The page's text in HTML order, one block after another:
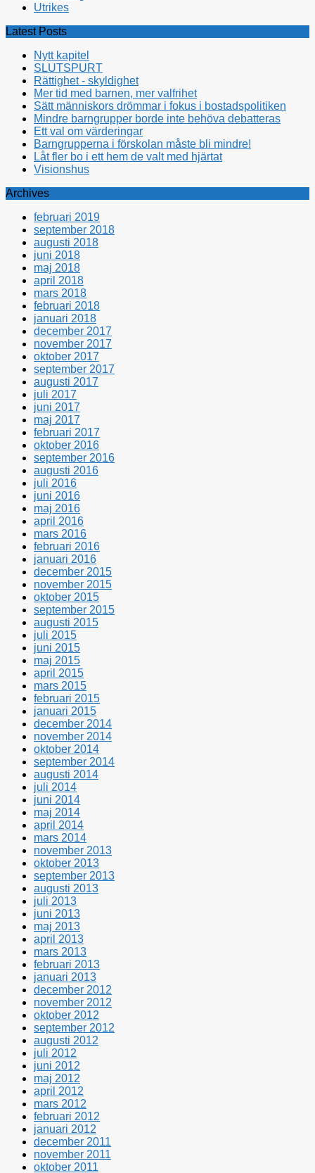
Utrikes
Latest Posts
Nytt kapitel
SLUTSPURT
Rättighet - skyldighet
Mer tid med barnen, mer valfrihet
Sätt människors drömmar i fokus i bostadspolitiken
Mindre barngrupper borde inte behöva debatteras
Ett val om värderingar
Barngrupperna i förskolan måste bli mindre!
Låt fler bo i ett hem de valt med hjärtat
Visionshus
Archives
februari 2019
september 2018
augusti 2018
juni 2018
maj 2018
april 2018
mars 2018
februari 2018
januari 2018
december 2017
november 2017
oktober 2017
september 2017
augusti 2017
juli 2017
juni 2017
maj 2017
februari 2017
oktober 2016
september 2016
augusti 2016
juli 2016
juni 2016
maj 2016
april 2016
mars 2016
februari 2016
januari 2016
december 2015
november 2015
oktober 2015
september 2015
augusti 2015
juli 2015
juni 2015
maj 2015
april 2015
mars 2015
februari 2015
januari 2015
december 2014
november 2014
oktober 2014
september 2014
augusti 2014
juli 2014
juni 2014
maj 2014
april 2014
mars 2014
november 2013
oktober 2013
september 2013
augusti 2013
juli 2013
juni 2013
maj 2013
april 2013
mars 2013
februari 2013
januari 2013
december 2012
november 2012
oktober 2012
september 2012
augusti 2012
juli 2012
juni 2012
maj 2012
april 2012
mars 2012
februari 2012
januari 2012
december 2011
november 2011
oktober 2011